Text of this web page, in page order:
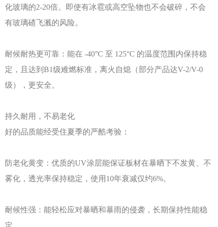
化玻璃的2-20倍。即使有冰雹或高空坠物也不会破碎，不会
有玻璃碴飞溅的风险。
耐候耐热更可靠：能在 -40°C 至 125°C 的温度范围内保持稳
定，且达到B1级难燃标准，离火自熄（部分产品达V-2/V-0
级），更安全。
持久耐用，不易老化
好的品质能经受住夏季的严酷考验：
防老化黄变：优质的UV涂层能保证板材在暴晒下不发黄、不
雾化，透光率保持稳定，使用10年衰减仅约6%。
耐候性强：能轻松应对暴晒和暴雨的侵袭，长期保持性能稳
定。